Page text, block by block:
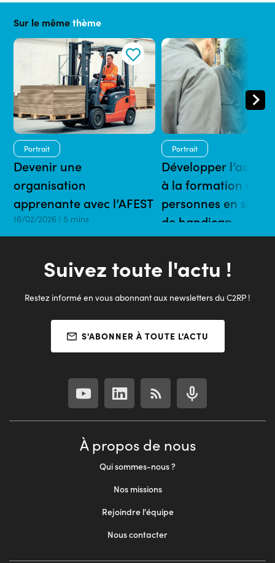
Sur le mêmethème
Portrait
Devenir une
organisation
apprenante avec l’AFEST
16/02/2026 | 5 mins
Portrait
Développer
à la formation aux
personnes en
de handicap
16/02/2026 | 5 mins
Suivez toute l'actu !
Restez informé en vous abonnant aux newsletters du C2RP !
S'ABONNER À TOUTE L'ACTU
À propos de nous
Qui sommes-nous ?
Nos missions
Rejoindre l'équipe
Nous contacter